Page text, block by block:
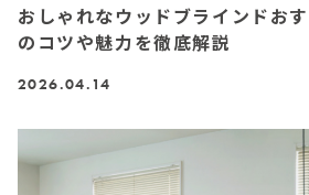
おしゃれなウッドブラインドお
のコツや魅力を徹底解説
2026.04.14